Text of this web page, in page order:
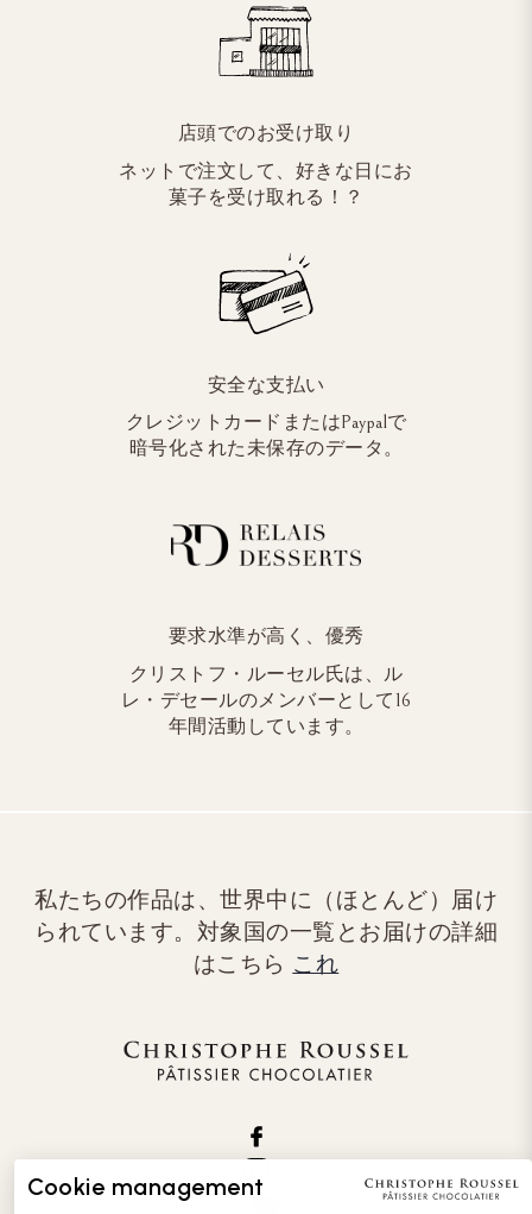
店頭でのお受け取り
ネットで注文して、好きな日にお
菓子を受け取れる！？
安全な支払い
クレジットカードまたはPaypalで
暗号化された未保存のデータ。
要求水準が高く、優秀
クリストフ・ルーセル氏は、ル
レ・デセールのメンバーとして16
年間活動しています。
私たちの作品は、世界中に（ほとんど）届け
られています。対象国の一覧とお届けの詳細
はこちら これ
Cookie management